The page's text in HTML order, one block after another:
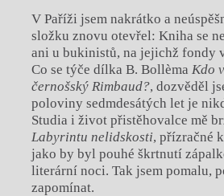
V Paříži jsem nakrátko a
složku znovu otevřel: Kniha se
ani u bukinistů, na jejichž fondy
Co se týče dílka B. Bollèma Kdo
černošský Rimbaud?, dozvěděl
poloviny sedmdesátých let je
Studia i život přistěhovalce mě
Labyrintu nelidskosti, přízračné
jako by byl pouhé škrtnutí
literární noci. Tak jsem pomalu,
zapomínat.